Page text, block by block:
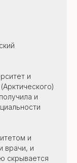
и
и
и
врачи, и
скрывается